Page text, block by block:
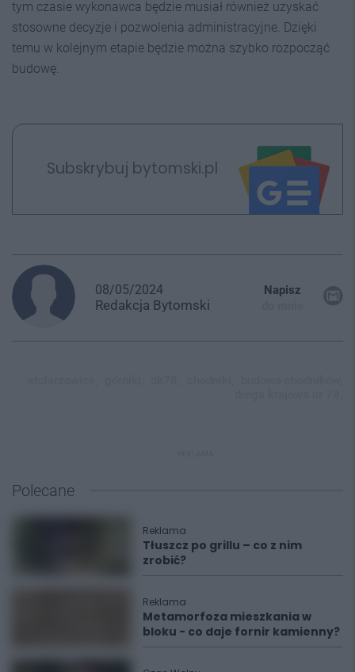
tym czasie wykonawca będzie musiał również uzyskać
stosowne decyzje i pozwolenia administracyjne. Dzięki
temu w kolejnym etapie będzie można szybko rozpocząć
budowę.
Subskrybuj bytomski.pl
08/05/2024
Redakcja Bytomski
Napisz
Polecane
Reklama
Tłuszcz po grillu – co z nim
zrobić?
Reklama
Metamorfoza mieszkania w
bloku - co daje fornir kamienny?